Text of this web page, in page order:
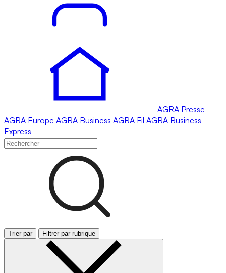
AGRA Presse
AGRA Europe AGRA Business AGRA Fil AGRA Business
Express
Trier par Filtrer par rubrique